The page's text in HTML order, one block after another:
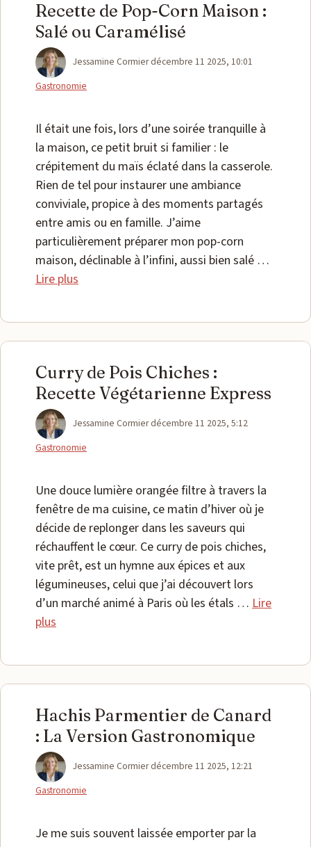
Recette de Pop-Corn Maison :
Salé ou Caramélisé
Jessamine Cormierdécembre 11 2025, 10:01
Gastronomie
Il était une fois, lors d’une soirée tranquille à
la maison, ce petit bruit si familier : le
crépitement du maïs éclaté dans la casserole.
Rien de tel pour instaurer une ambiance
conviviale, propice à des moments partagés
entre amis ou en famille. J’aime
particulièrement préparer mon pop-corn
maison, déclinable à l’infini, aussi bien salé …
Lire plus
Curry de Pois Chiches :
Recette Végétarienne Express
Jessamine Cormierdécembre 11 2025, 5:12
Gastronomie
Une douce lumière orangée filtre à travers la
fenêtre de ma cuisine, ce matin d’hiver où je
décide de replonger dans les saveurs qui
réchauffent le cœur. Ce curry de pois chiches,
vite prêt, est un hymne aux épices et aux
légumineuses, celui que j’ai découvert lors
d’un marché animé à Paris où les étals … Lire
plus
Hachis Parmentier de Canard
: La Version Gastronomique
Jessamine Cormierdécembre 11 2025, 12:21
Gastronomie
Je me suis souvent laissée emporter par la